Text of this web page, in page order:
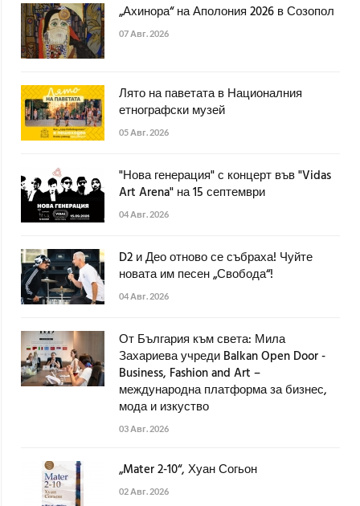
„Ахинора“ на Аполония 2026 в Созопол
07 Авг. 2026
Лято на паветата в Националния
етнографски музей
05 Авг. 2026
"Нова генерация" с концерт във "Vidas
Art Arena" на 15 септември
04 Авг. 2026
D2 и Део отново се събраха! Чуйте
новата им песен „Свобода“!
04 Авг. 2026
От България към света: Мила
Захариева учреди Balkan Open Door -
Business, Fashion and Art –
международна платформа за бизнес,
мода и изкуство
03 Авг. 2026
„Mater 2-10“, Хуан Согьон
02 Авг. 2026